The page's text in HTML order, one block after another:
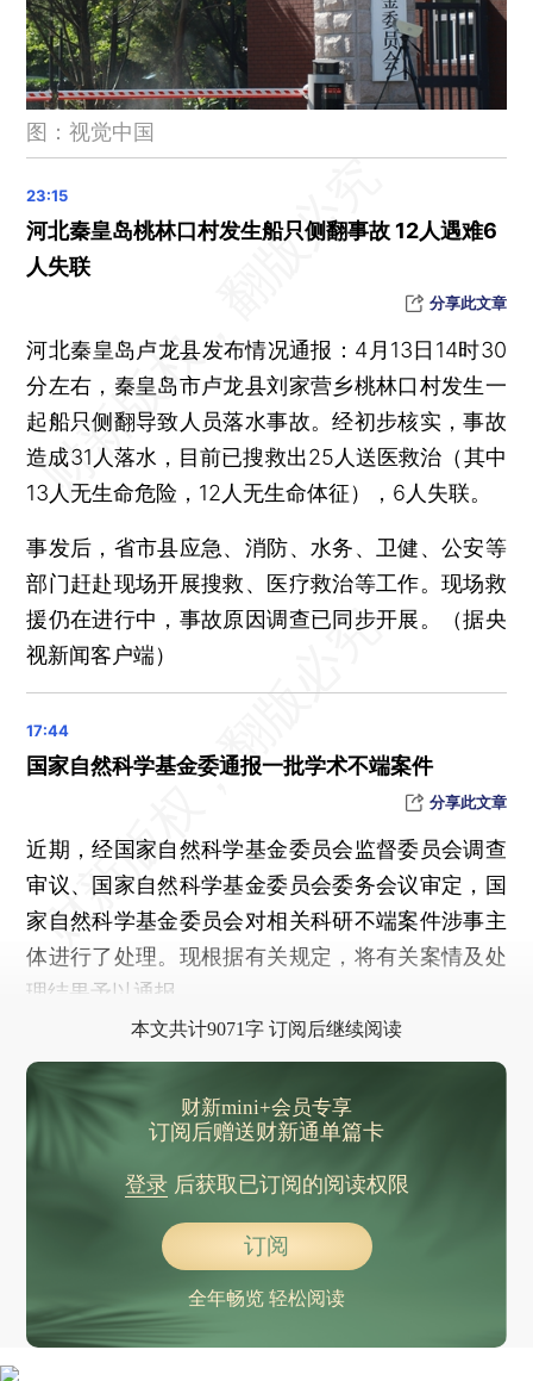
图：视觉中国
河北秦皇岛桃林口村发生船只侧翻事故 12人遇难6
人失联
分享此文章
河北秦皇岛卢龙县发布情况通报：4月13日14时30
分左右，秦皇岛市卢龙县刘家营乡桃林口村发生一
起船只侧翻导致人员落水事故。经初步核实，事故
造成31人落水，目前已搜救出25人送医救治（其中
13人无生命危险，12人无生命体征），6人失联。
事发后，省市县应急、消防、水务、卫健、公安等
部门赶赴现场开展搜救、医疗救治等工作。现场救
援仍在进行中，事故原因调查已同步开展。（据央
视新闻客户端）
国家自然科学基金委通报一批学术不端案件
分享此文章
近期，经国家自然科学基金委员会监督委员会调查
审议、国家自然科学基金委员会委务会议审定，国
家自然科学基金委员会对相关科研不端案件涉事主
体进行了处理。现根据有关规定，将有关案情及处
理结果予以通报。
本文共计9071字 订阅后继续阅读
财新mini+会员专享
订阅后赠送财新通单篇卡
登录后获取已订阅的阅读权限
订阅
全年畅览 轻松阅读